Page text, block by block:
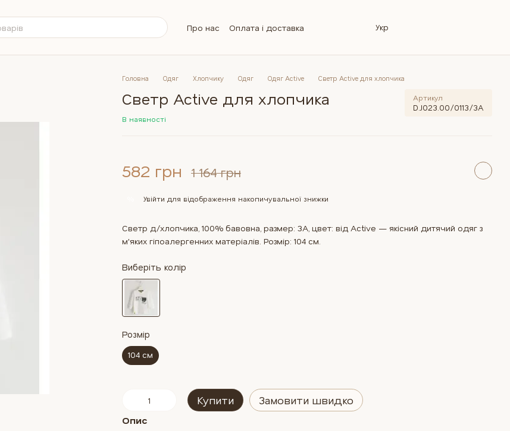
Про нас
Оплата і доставка
Контактна інформація
Магазин
Питання та відповіді
Укр
Головна Одяг Хлопчику Одяг Одяг Active Светр Active для хлопчика
Светр Active для хлопчика Артикул
D.J023.00/0113/3A
В наявності
582 грн 1 164 грн
Увійти для відображення накопичувальної знижки
Светр д/хлопчика, 100% бавовна, размер: 3A, цвет: від Active — якісний дитячий одяг з
м'яких гіпоалергенних матеріалів. Розмір: 104 см.
Виберіть колір
Розмір
104 см
Купити Замовити швидко
Опис